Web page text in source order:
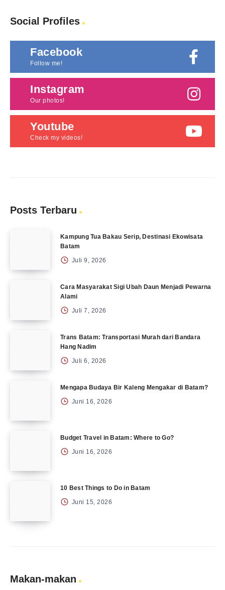
Social Profiles
Facebook
Follow me!
Instagram
Our photos!
Youtube
Check my videos!
Posts Terbaru
Kampung Tua Bakau Serip, Destinasi Ekowisata
Batam
Juli 9, 2026
Cara Masyarakat Sigi Ubah Daun Menjadi Pewarna
Alami
Juli 7, 2026
Trans Batam: Transportasi Murah dari Bandara
Hang Nadim
Juli 6, 2026
Mengapa Budaya Bir Kaleng Mengakar di Batam?
Juni 16, 2026
Budget Travel in Batam: Where to Go?
Juni 16, 2026
10 Best Things to Do in Batam
Juni 15, 2026
Makan-makan